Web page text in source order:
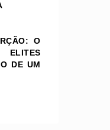
O
ELITES
DE UM